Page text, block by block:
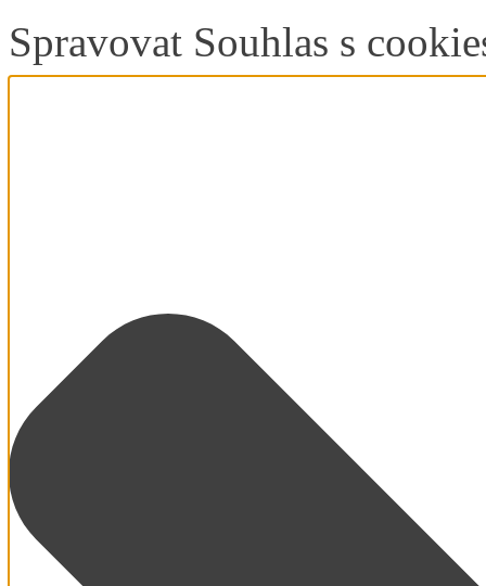
Spravovat Souhlas s